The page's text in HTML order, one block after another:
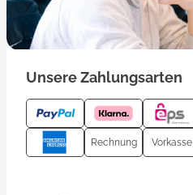
Unsere Zahlungsarten
Rechnung Vorkasse